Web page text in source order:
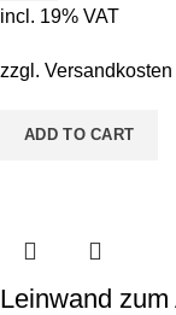
incl. 19% VAT
zzgl. Versandkosten
ADD TO CART
Leinwand